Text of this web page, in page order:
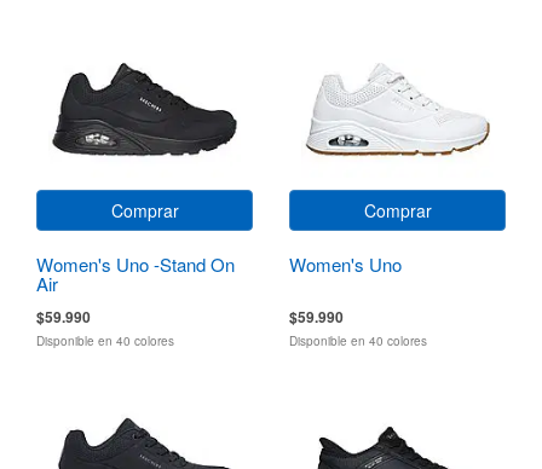
Comprar
Women's Uno -Stand On
Air
$59.990
Disponible en 40 colores
Comprar
Women's Uno
$59.990
Disponible en 40 colores